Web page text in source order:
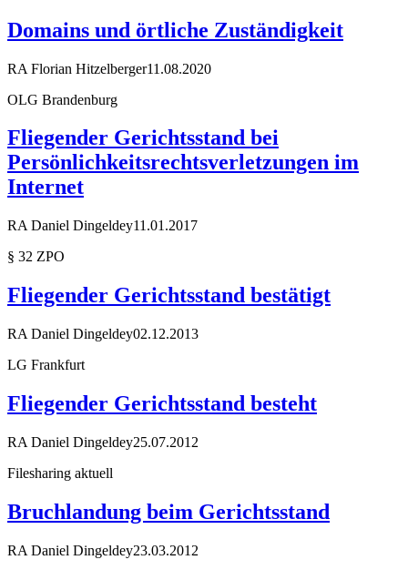
Domains und örtliche Zuständigkeit
RA Florian Hitzelberger11.08.2020
OLG Brandenburg
Fliegender Gerichtsstand bei
Persönlichkeitsrechtsverletzungen im
Internet
RA Daniel Dingeldey11.01.2017
§ 32 ZPO
Fliegender Gerichtsstand bestätigt
RA Daniel Dingeldey02.12.2013
LG Frankfurt
Fliegender Gerichtsstand besteht
RA Daniel Dingeldey25.07.2012
Filesharing aktuell
Bruchlandung beim Gerichtsstand
RA Daniel Dingeldey23.03.2012